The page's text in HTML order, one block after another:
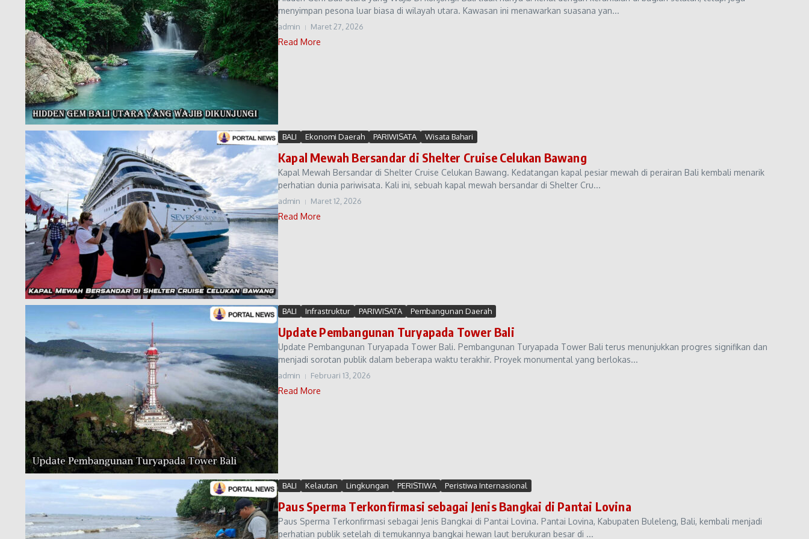
menyimpan pesona luar biasa di wilayah utara. Kawasan ini menawarkan suasana yan...
admin Maret 27, 2026
Read More
BALI Ekonomi Daerah PARIWISATA Wisata Bahari
Kapal Mewah Bersandar di Shelter Cruise Celukan Bawang
Kapal Mewah Bersandar di Shelter Cruise Celukan Bawang. Kedatangan kapal pesiar mewah di perairan Bali kembali menarik
perhatian dunia pariwisata. Kali ini, sebuah kapal mewah bersandar di Shelter Cru...
admin Maret 12, 2026
Read More
BALI Infrastruktur PARIWISATA Pembangunan Daerah
Update Pembangunan Turyapada Tower Bali
Update Pembangunan Turyapada Tower Bali. Pembangunan Turyapada Tower Bali terus menunjukkan progres signifikan dan
menjadi sorotan publik dalam beberapa waktu terakhir. Proyek monumental yang berlokas...
admin Februari 13, 2026
Read More
BALI Kelautan Lingkungan PERISTIWA Peristiwa Internasional
Paus Sperma Terkonfirmasi sebagai Jenis Bangkai di Pantai Lovina
Paus Sperma Terkonfirmasi sebagai Jenis Bangkai di Pantai Lovina. Pantai Lovina, Kabupaten Buleleng, Bali, kembali menjadi
perhatian publik setelah di temukannya bangkai hewan laut berukuran besar di ...